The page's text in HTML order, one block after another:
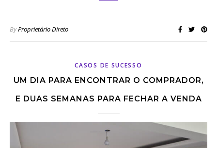
ByProprietário Direto
CASOS DE SUCESSO
UM DIA PARA ENCONTRAR O COMPRADOR,
E DUAS SEMANAS PARA FECHAR A VENDA